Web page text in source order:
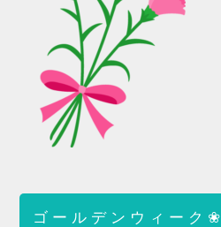
ゴールデンウィーク❀